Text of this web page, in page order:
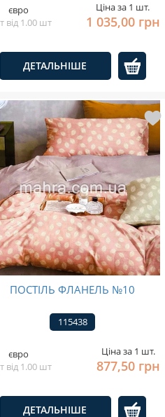
євро
від 1.00 шт
Ціна за 1 шт.
1 035,00 грн
ДЕТАЛЬНІШЕ
ПОСТІЛЬ ФЛАНЕЛЬ №10
115438
євро
від 1.00 шт
Ціна за 1 шт.
877,50 грн
ДЕТАЛЬНІШЕ